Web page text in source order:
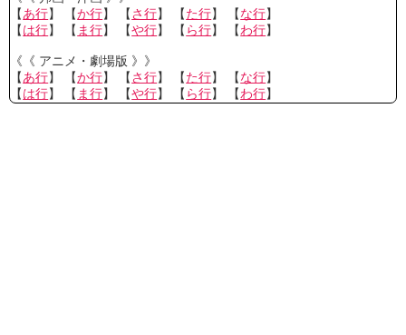
【あ行】 【か行】 【さ行】 【た行】 【な行】
【は行】 【 ま行】 【や行】 【 ら行】 【わ行】
《《 アニメ・劇場版 》》
【あ行】 【か行】 【さ行】 【た行】 【な行】
【は行】 【 ま行】 【や行】 【 ら行】 【わ行】